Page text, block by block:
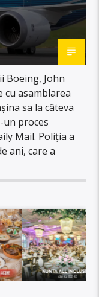
Boeing, John
asamblarea
sa la câteva
un proces
Mail. Poliția a
ani, care a